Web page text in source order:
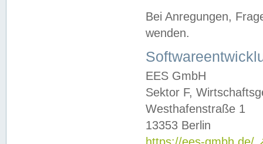
Bei Anregungen,
wenden.
EES GmbH
Sektor F,
Westhafenstraße 1
13353 Berlin
https://ees-gmbh.de/